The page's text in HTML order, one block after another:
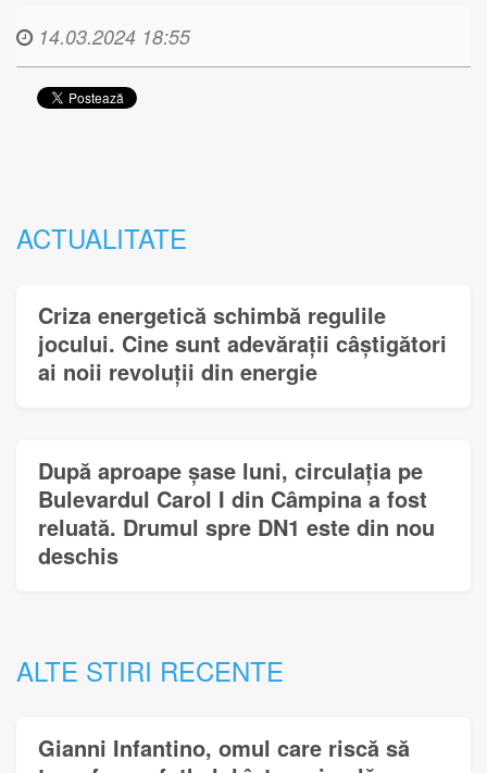
14.03.2024 18:55
ACTUALITATE
Criza energetică schimbă regulile
jocului. Cine sunt adevărații câștigători
ai noii revoluții din energie
După aproape șase luni, circulația pe
Bulevardul Carol I din Câmpina a fost
reluată. Drumul spre DN1 este din nou
deschis
ALTE STIRI RECENTE
Gianni Infantino, omul care riscă să